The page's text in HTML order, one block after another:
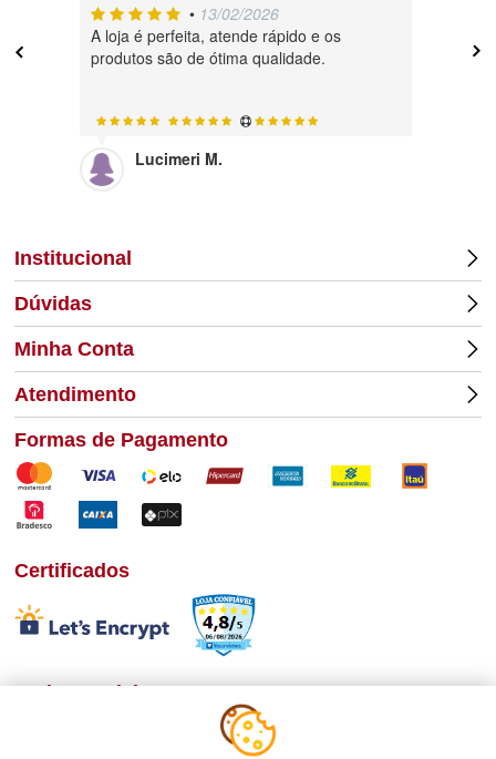
• 13/02/2026
A loja é perfeita, atende rápido e os
produtos são de ótima qualidade.
Lucimeri M.
Institucional
Dúvidas
Minha Conta
Atendimento
Formas de Pagamento
Certificados
Redes Sociais